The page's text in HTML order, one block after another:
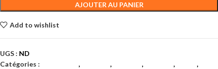
AJOUTER AU PANIER
Add to wishlist
UGS : ND
Catégories :
, , , ,
,